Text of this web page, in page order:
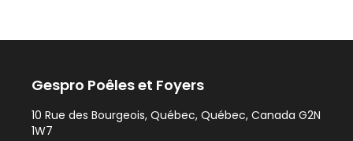
Gespro Poêles et Foyers
10 Rue des Bourgeois, Québec, Québec, Canada G2N
1W7